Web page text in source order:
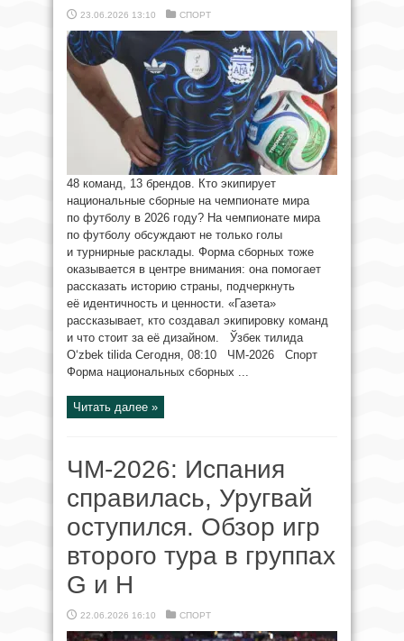
23.06.2026 13:10 СПОРТ
48 команд, 13 брендов. Кто экипирует
национальные сборные на чемпионате мира
по футболу в 2026 году? На чемпионате мира
по футболу обсуждают не только голы
и турнирные расклады. Форма сборных тоже
оказывается в центре внимания: она помогает
рассказать историю страны, подчеркнуть
её идентичность и ценности. «Газета»
рассказывает, кто создавал экипировку команд
и что стоит за её дизайном. Ўзбек тилида
O‘zbek tilida Сегодня, 08:10 ЧМ-2026 Спорт
Форма национальных сборных ...
Читать далее »
ЧМ-2026: Испания
справилась, Уругвай
оступился. Обзор игр
второго тура в группах
G и Н
22.06.2026 16:10 СПОРТ